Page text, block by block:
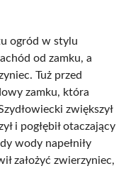
ogród w stylu
od zamku, a
Tuż przed
zamku, która
zwiększył
i pogłębił otaczający
wody napełniły
założyć zwierzyniec,